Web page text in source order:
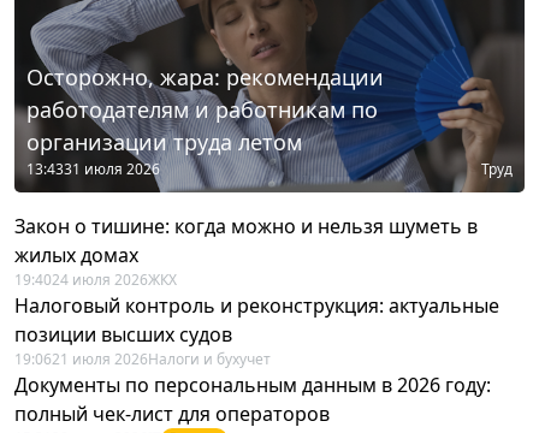
Осторожно, жара: рекомендации
работодателям и работникам по
организации труда летом
13:4331 июля 2026 Труд
Закон о тишине: когда можно и нельзя шуметь в
жилых домах
19:4024 июля 2026ЖКХ
Налоговый контроль и реконструкция: актуальные
позиции высших судов
19:0621 июля 2026Налоги и бухучет
Документы по персональным данным в 2026 году:
полный чек-лист для операторов